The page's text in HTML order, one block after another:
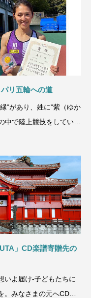
リ五輪への道
”があり、姓に”紫（ゆか
中で陸上競技をしてい
」CD楽譜寄贈先の
届け-子どもたちに
みなさまの元へCDと